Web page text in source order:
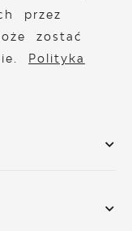
przez
zostać
Polityka